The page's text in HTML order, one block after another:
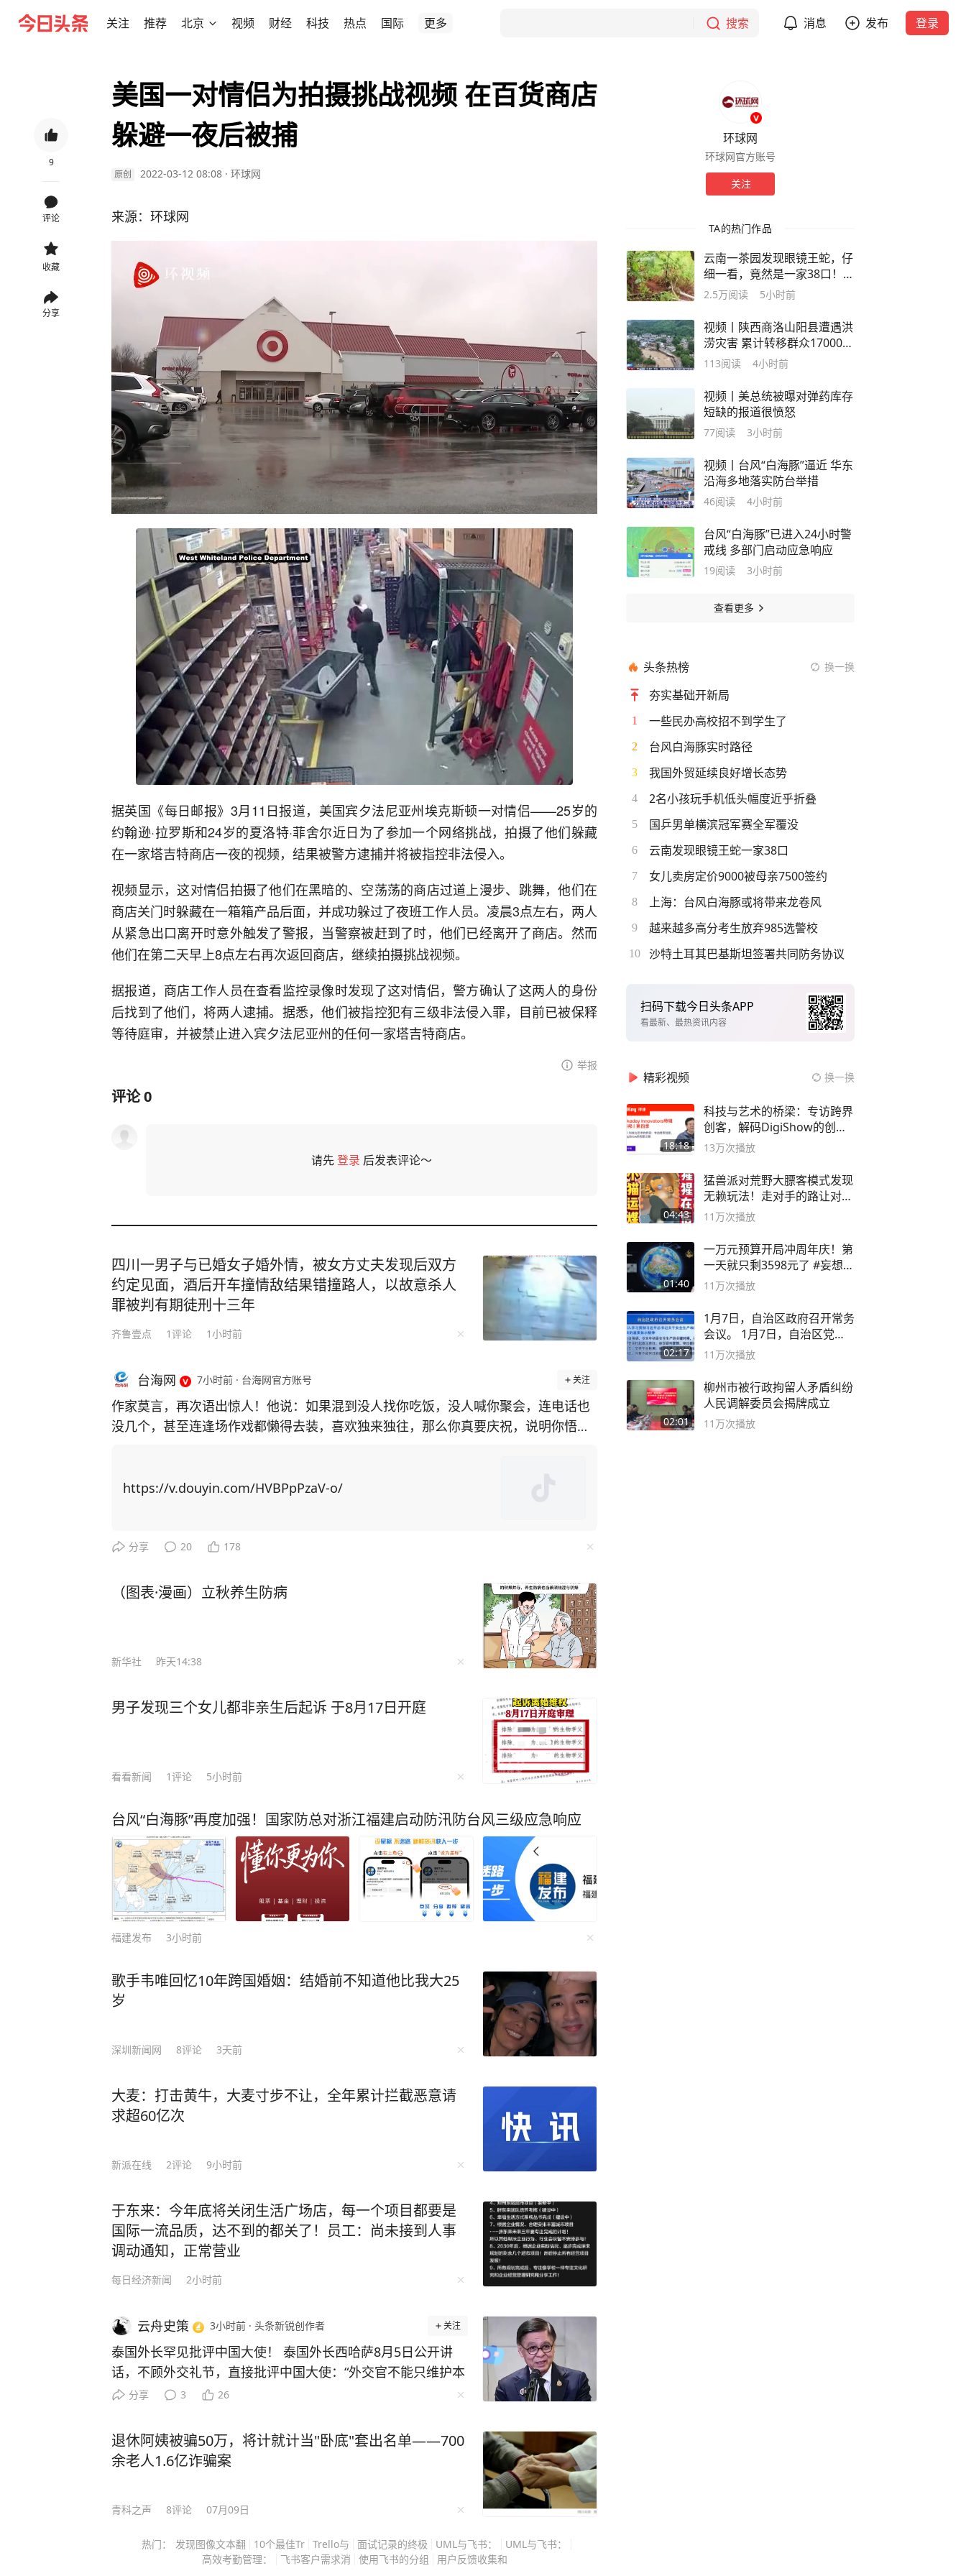
关注 推荐 北京 视频 财经 科技 热点 国际 更多 搜索 消息 发布 登录
9
评论
收藏
分享
美国一对情侣为拍摄挑战视频 在百货商店
躲避一夜后被捕
原创 2022-03-12 08:08 · 环球网
来源：环球网
据英国《每日邮报》3月11日报道，美国宾夕法尼亚州埃克斯顿一对情侣——25岁的
约翰逊·拉罗斯和24岁的夏洛特·菲舍尔近日为了参加一个网络挑战，拍摄了他们躲藏
在一家塔吉特商店一夜的视频，结果被警方逮捕并将被指控非法侵入。
视频显示，这对情侣拍摄了他们在黑暗的、空荡荡的商店过道上漫步、跳舞，他们在
商店关门时躲藏在一箱箱产品后面，并成功躲过了夜班工作人员。凌晨3点左右，两人
从紧急出口离开时意外触发了警报，当警察被赶到了时，他们已经离开了商店。然而
他们在第二天早上8点左右再次返回商店，继续拍摄挑战视频。
据报道，商店工作人员在查看监控录像时发现了这对情侣，警方确认了这两人的身份
后找到了他们，将两人逮捕。据悉，他们被指控犯有三级非法侵入罪，目前已被保释
等待庭审，并被禁止进入宾夕法尼亚州的任何一家塔吉特商店。
举报
评论0
请先登录 后发表评论～
四川一男子与已婚女子婚外情，被女方丈夫发现后双方
约定见面，酒后开车撞情敌结果错撞路人，以故意杀人
罪被判有期徒刑十三年
齐鲁壹点 1评论 1小时前
台海网 7小时前 · 台海网官方账号 关注
作家莫言，再次语出惊人！他说：如果混到没人找你吃饭，没人喊你聚会，连电话也
没几个，甚至连逢场作戏都懒得去装，喜欢独来独往，那么你真要庆祝，说明你悟透
友全都找上门。有的人进门后，一张口就是求他办事，所求之事还特别令人为难，不
中的不快，迎客进门。但管的闲事多了，操的闲心多了，“委屈自己”的次数也就多
受。 经历了这些，年过半百的莫言对人生感悟更深，沉淀多年写下了《晚熟的人》一
书，书中一口气写了12个故事，每一个故事都是世间百态的缩影，细细品读绝对受益
声与消息提示音此起彼伏，似乎只有这样的热闹，才能证明自己在世界上的存在价
值。 然而，莫言却提出了一种截然不同的观点：“如果你混到没人找你吃饭，没人喊
这句话时只当是戏言，细品才知其中藏着生命的大智慧——“当热闹如潮水般退去，露
在小院，开始认真地倾听自己内心的声音。学会孤独，不要追求表面的繁忙。 是的，
越来越感觉到，当你强迫自己去参加一个并不喜欢的聚会，而自己却显得格格不入，
全程都没有说上几句话，而把自己一晚上的时间白白浪费，这是毫无意义的。 当你沉
寂下来，不再被饭局、人情所绑架，才能腾空来，好好读一本好书，打磨一项技能，
亦或是学习一项特长，陶冶性情，修炼内心。 有一天你会发现，你的圈子小而精，没
有了喧嚣，却多了“质量”，你的生活中少了凑数的人，却多了“重量”。 平庸的人用热
闹填补空虚，优秀的人以独处成就自我。人生路漫漫，如果你不再为人际关系烦恼，
把时间都用来专注于自身的修行，便可守住长久的心安。 就像在电视剧士兵突击中的
许三多，一个人独守军营半年，一个人扛起一个连，他渐渐在独处中明白，把每一件
造了优良的品格。最终被成为了最好的自己，成为了尖子中的佼佼者。 觉醒后的我
们，会更加明确自己的人生目标和追求。不再被外界的声音所左右，不再为了迎合他
人而活，而是勇敢地追随自己内心的声音。 就像莫言，在面对外界对他写作风格的质
疑和批评时，他没有随波逐流，而是坚持用自己独特的笔触描绘着高密东北乡的故
事，最终凭借着自己的坚持和努力，获得了诺贝尔文学奖，让世界听到了中国文学的
便能明白，为何一个人独处，便是人生的最高境界。 不过，莫言在内容在人性思考上
是有价值的，他的智慧靠一篇文章是说不完的，感兴趣的朋友不妨自己去翻阅《晚熟
的人》，莫言将自己大半辈子的人生智慧与阅历全然写在了书中，毫不吝啬地跟我们
和各种社会现象都融入其中，向我们传达了这样一个观点：这个世界没有灰色地带，
莫言将自己多年来遭受质疑的心态和遭遇也融入了作品每一个故事都是世间百态的缩
影，还是用他擅长的写法，让每一个阅读的人都能从中找到自身的影子，找到最初的
自己。 与莫言之前的作品相比，《晚熟的人》更加贴近现代人的状态，拉近了读者和
作者之间的距离，引发了读者的情感共鸣。 就连诺贝尔文学奖评委马悦然都说：“莫
言是一个会讲故事的人。”但是一个会讲故事的人并不一定会的诺贝尔奖，当莫言用魔
作家。 莫言的文字犹如一壶好茶，一杯咖啡，需要你放下尘世的俗世，在一个静谧的
午后，细细端详，好好品味，这样才能感受到其中的趣味，收获到文字背后的魅力。
而且，这本好书现在价格也不高，只需花费不到一顿饭的钱，就能够获得诺贝尔奖获
得者的人生智慧，从而更好地解决生活和工作中的各种难题，少走弯路。 再说了，阅
（免责：本文不代表台海网观点） 感兴趣的朋友，可以点击下方链接购买正版书籍↓
↓↓[图片]
https://v.douyin.com/HVBPpPzaV-o/
分享 20 178
（图表·漫画）立秋养生防病
新华社 昨天14:38
男子发现三个女儿都非亲生后起诉 于8月17日开庭
看看新闻 1评论 5小时前
台风“白海豚”再度加强！国家防总对浙江福建启动防汛防台风三级应急响应
福建发布 3小时前
歌手韦唯回忆10年跨国婚姻：结婚前不知道他比我大25
岁
深圳新闻网 8评论 3天前
大麦：打击黄牛，大麦寸步不让，全年累计拦截恶意请
求超60亿次
新派在线 2评论 9小时前
于东来：今年底将关闭生活广场店，每一个项目都要是
国际一流品质，达不到的都关了！员工：尚未接到人事
调动通知，正常营业
每日经济新闻 2小时前
云舟史策 3小时前 · 头条新锐创作者 关注
泰国外长罕见批评中国大使！ 泰国外长西哈萨8月5日公开讲
话，不顾外交礼节，直接批评中国大使：“外交官不能只维护本
国利益……希望中国驻泰国大使公开发声，不要发表进一步加剧
本国利益的责任，只是驻外使节还承担着促进双边关系的职
责。 这番话很快引发争议，原因不难理解，短短十来天，泰
国连续发生两起与中国粉丝有关的事件，一边涉及中国公民遭
件事揉到了一起，可从事实和责任看，它们根本不能用同一把
现场工作人员发生纠纷，随后被强力带离。 活动主办方GMM
分享 3 26
退休阿姨被骗50万，将计就计当"卧底"套出名单——700
余老人1.6亿诈骗案
青科之声 8评论 07月09日
热门： 发现图像文本翻 10个最佳Tr Trello与 面试记录的终极 UML与飞书：
UML与飞书：
高效考勤管理：
飞书客户需求消 使用飞书的分组 用户反馈收集和
环球网
环球网官方账号
关注
TA的热门作品
云南一茶园发现眼镜王蛇，仔
细一看，竟然是一家38口！网
友：这是眼镜王蛇月子中心
2.5万阅读 5小时前
视频丨陕西商洛山阳县遭遇洪
涝灾害 累计转移群众17000余
人
113阅读 4小时前
视频丨美总统被曝对弹药库存
短缺的报道很愤怒
77阅读 3小时前
视频丨台风“白海豚”逼近 华东
沿海多地落实防台举措
46阅读 4小时前
台风“白海豚”已进入24小时警
戒线 多部门启动应急响应
19阅读 3小时前
查看更多
头条热榜 换一换
夯实基础开新局
1 一些民办高校招不到学生了
2 台风白海豚实时路径
3 我国外贸延续良好增长态势
4 2名小孩玩手机低头幅度近乎折叠
5 国乒男单横滨冠军赛全军覆没
6 云南发现眼镜王蛇一家38口
7 女儿卖房定价9000被母亲7500签约
8 上海：台风白海豚或将带来龙卷风
9 越来越多高分考生放弃985选警校
10 沙特土耳其巴基斯坦签署共同防务协议
扫码下载今日头条APP
看最新、最热资讯内容
精彩视频 换一换
18:18
科技与艺术的桥梁：专访跨界
创客，解码DigiShow的创新
之路
13万次播放
04:43
猛兽派对荒野大膘客模式发现
无赖玩法！走对手的路让对手
无路可走
11万次播放
01:40
一万元预算开局冲周年庆！第
一天就只剩3598元了 #妄想山
海
11万次播放
02:17
1月7日，自治区政府召开常务
会议。 1月7日，自治区党委
副书记
11万次播放
02:01
柳州市被行政拘留人矛盾纠纷
人民调解委员会揭牌成立
11万次播放